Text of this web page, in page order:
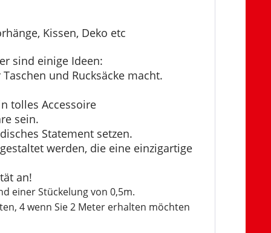
Kissen, Deko etc
sind einige Ideen:
und Rucksäcke macht.
tolles Accessoire
sein.
Statement setzen.
werden, die eine einzigartige
an!
einer Stückelung von 0,5m.
4 wenn Sie 2 Meter erhalten möchten